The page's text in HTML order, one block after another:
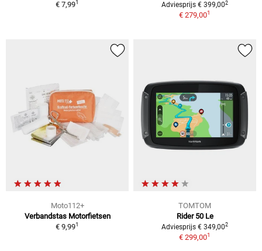
€ 7,991 Adviesprijs € 399,002
€ 279,001
Moto112+
Verbandstas Motorfietsen
€ 9,991
TOMTOM
Rider 50 Le
Adviesprijs € 349,002
€ 299,001